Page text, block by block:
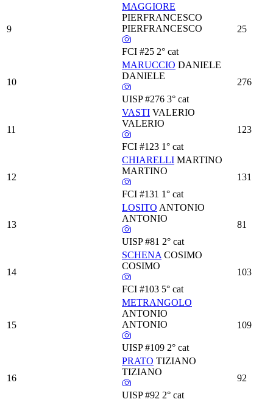
9
MAGGIORE
PIERFRANCESCO
PIERFRANCESCO
FCI #25 2° cat
25
10
MARUCCIO DANIELE
DANIELE
UISP #276 3° cat
276
11
VASTI VALERIO
VALERIO
FCI #123 1° cat
123
12
CHIARELLI MARTINO
MARTINO
FCI #131 1° cat
131
13
LOSITO ANTONIO
ANTONIO
UISP #81 2° cat
81
14
SCHENA COSIMO
COSIMO
FCI #103 5° cat
103
15
METRANGOLO
ANTONIO
ANTONIO
UISP #109 2° cat
109
16
PRATO TIZIANO
TIZIANO
UISP #92 2° cat
92